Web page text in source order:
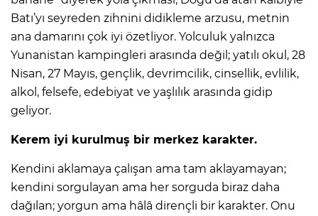
Batı’yı seyreden zihnini didikleme arzusu, metnin
ana damarını çok iyi özetliyor. Yolculuk yalnızca
Yunanistan kampingleri arasında değil; yatılı okul, 28
Nisan, 27 Mayıs, gençlik, devrimcilik, cinsellik, evlilik,
alkol, felsefe, edebiyat ve yaşlılık arasında gidip
geliyor.
Kerem iyi kurulmuş bir merkez karakter.
Kendini aklamaya çalışan ama tam aklayamayan;
kendini sorgulayan ama her sorguda biraz daha
dağılan; yorgun ama hâlâ dirençli bir karakter. Onu